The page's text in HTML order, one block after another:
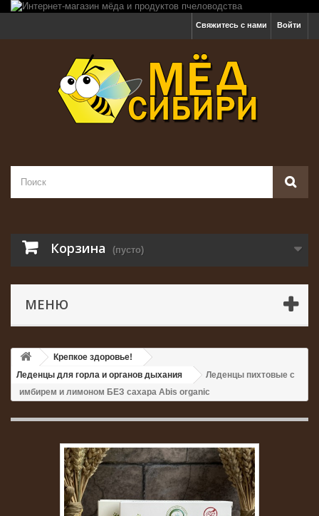
Войти
Свяжитесь с нами
Корзина (пусто)
МЕНЮ
Крепкое здоровье!
Леденцы для горла и органов дыхания
Леденцы пихтовые с
имбирем и лимоном БЕЗ сахара Abis organic